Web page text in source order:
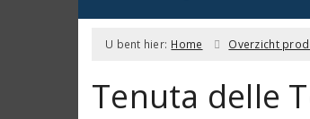
U bent hier: Home Overzicht
Tenuta delle